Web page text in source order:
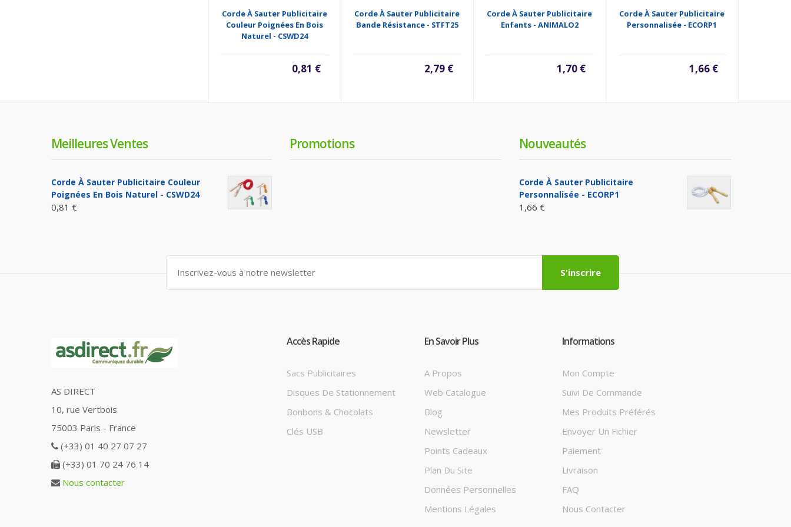
Corde À Sauter Publicitaire
Couleur Poignées En Bois
Naturel - CSWD24
0,81 €
Corde À Sauter Publicitaire
Bande Résistance - STFT25
2,79 €
Corde À Sauter Publicitaire
Enfants - ANIMALO2
1,70 €
Corde À Sauter Publicitaire
Personnalisée - ECORP1
1,66 €
Meilleures Ventes
Corde À Sauter Publicitaire Couleur
Poignées En Bois Naturel - CSWD24
0,81 €
Promotions Nouveautés
Corde À Sauter Publicitaire
Personnalisée - ECORP1
1,66 €
S'inscrire
AS DIRECT
10, rue Vertbois
75003 Paris - France
(+33) 01 40 27 07 27
(+33) 01 70 24 76 14
Nous contacter
Accès Rapide
Sacs Publicitaires
Disques De Stationnement
Bonbons & Chocolats
Clés USB
En Savoir Plus
A Propos
Web Catalogue
Blog
Newsletter
Points Cadeaux
Plan Du Site
Données Personnelles
Mentions Légales
Informations
Mon Compte
Suivi De Commande
Mes Produits Préférés
Envoyer Un Fichier
Paiement
Livraison
FAQ
Nous Contacter